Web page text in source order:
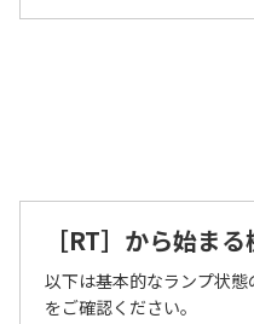
［RT］から始ま
以下は基本的なランプ状
をご確認ください。